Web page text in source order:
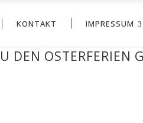
KONTAKT IMPRESSUM
OSTERFERIEN